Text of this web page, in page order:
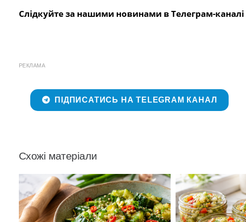
Слідкуйте за нашими новинами в Телеграм-каналі
РЕКЛАМА
ПІДПИСАТИСЬ НА TELEGRAM КАНАЛ
Схожі матеріали